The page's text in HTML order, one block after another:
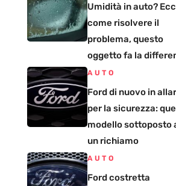
Umidità in auto?
come risolvere il
problema, questo
oggetto fa la
AUTO
Ford di nuovo in
per la sicurezza:
modello sottoposto
un richiamo
AUTO
Ford costretta